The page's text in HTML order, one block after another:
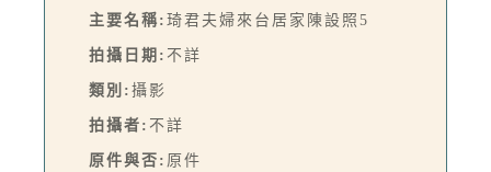
主要名稱: 琦君夫婦來台居家陳設照5
拍攝日期: 不詳
類別: 攝影
拍攝者: 不詳
原件與否: 原件